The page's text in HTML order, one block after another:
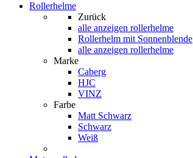
Rollerhelme
Zurück
alle anzeigen rollerhelme
Rollerhelm mit Sonnenblende
alle anzeigen rollerhelme
Marke
Caberg
HJC
VINZ
Farbe
Matt Schwarz
Schwarz
Weiß